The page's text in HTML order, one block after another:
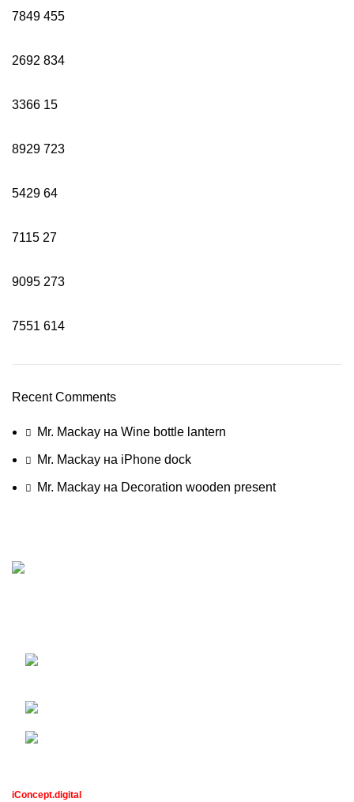
7849 455
2692 834
3366 15
8929 723
5429 64
7115 27
9095 273
7551 614
Recent Comments
Mr. Mackay на Wine bottle lantern
Mr. Mackay на iPhone dock
Mr. Mackay на Decoration wooden present
iConcept.digital